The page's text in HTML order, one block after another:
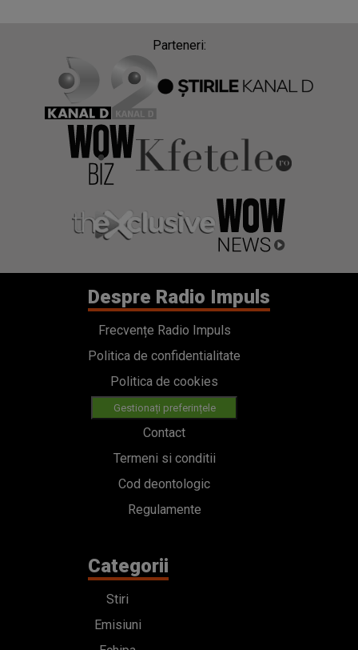
Parteneri:
Despre Radio Impuls
Frecvențe Radio Impuls
Politica de confidentialitate
Politica de cookies
Gestionați preferințele
Contact
Termeni si conditii
Cod deontologic
Regulamente
Categorii
Stiri
Emisiuni